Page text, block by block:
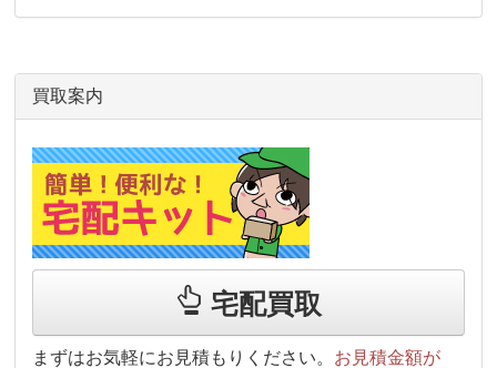
買取案内
宅配買取
まずはお気軽にお見積もりください。 お見積金額が